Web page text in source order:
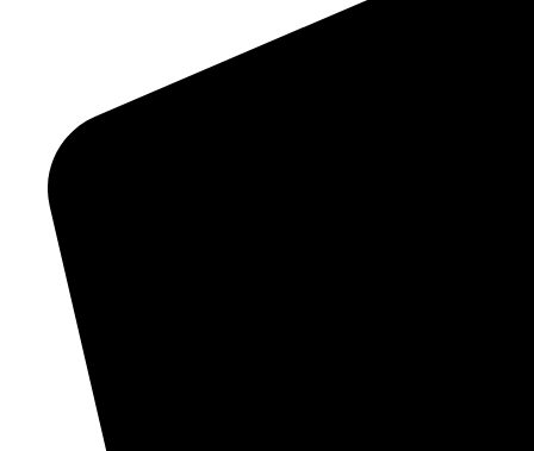
info@galabau-voigt.de
Datenschutzerklärung
Datenschutzerklärung
Impressum
Cookie-Richtlinie (EU)